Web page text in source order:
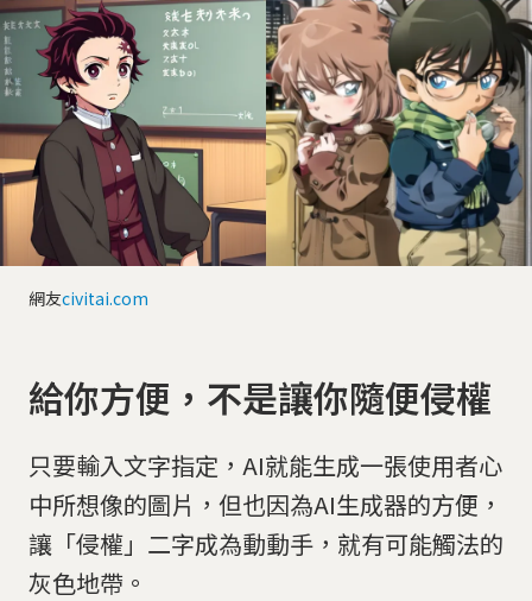
網友civitai.com
給你方便，不是讓你隨便侵權
只要輸入文字指定，AI就能生成一張使用者心
中所想像的圖片，但也因為AI生成器的方便，
讓「侵權」二字成為動動手，就有可能觸法的
灰色地帶。